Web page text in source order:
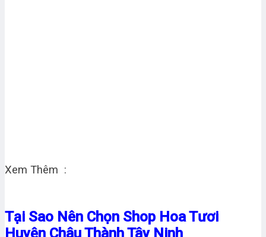
Xem Thêm :
Tại Sao Nên Chọn Shop Hoa Tươi